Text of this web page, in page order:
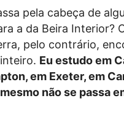
pela cabeça de
a da Beira Interior?
pelo contrário,
Eu estudo em
em Exeter, em
não se passa